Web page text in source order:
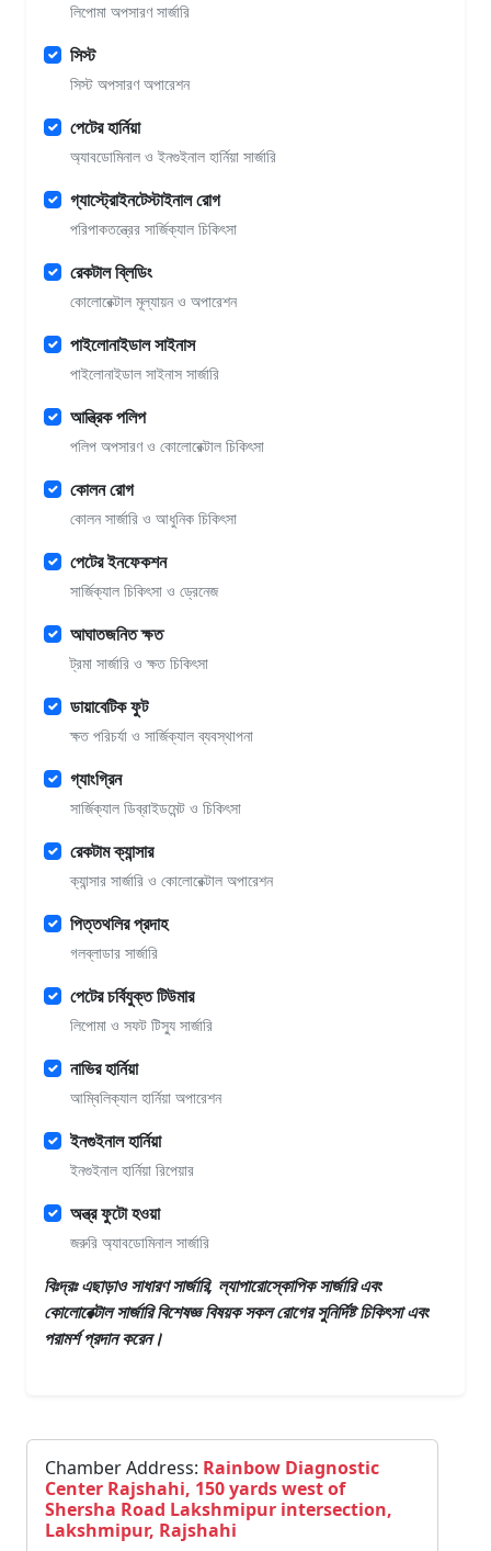
লিপোমা অপসারণ সার্জারি
সিস্ট
সিস্ট অপসারণ অপারেশন
পেটের হার্নিয়া
অ্যাবডোমিনাল ও ইনগুইনাল হার্নিয়া সার্জারি
গ্যাস্ট্রোইনটেস্টাইনাল রোগ
পরিপাকতন্ত্রের সার্জিক্যাল চিকিৎসা
রেকটাল ব্লিডিং
কোলোরেক্টাল মূল্যায়ন ও অপারেশন
পাইলোনাইডাল সাইনাস
পাইলোনাইডাল সাইনাস সার্জারি
আন্ত্রিক পলিপ
পলিপ অপসারণ ও কোলোরেক্টাল চিকিৎসা
কোলন রোগ
কোলন সার্জারি ও আধুনিক চিকিৎসা
পেটের ইনফেকশন
সার্জিক্যাল চিকিৎসা ও ড্রেনেজ
আঘাতজনিত ক্ষত
ট্রমা সার্জারি ও ক্ষত চিকিৎসা
ডায়াবেটিক ফুট
ক্ষত পরিচর্যা ও সার্জিক্যাল ব্যবস্থাপনা
গ্যাংগ্রিন
সার্জিক্যাল ডিব্রাইডমেন্ট ও চিকিৎসা
রেকটাম ক্যান্সার
ক্যান্সার সার্জারি ও কোলোরেক্টাল অপারেশন
পিত্তথলির প্রদাহ
গলব্লাডার সার্জারি
পেটের চর্বিযুক্ত টিউমার
লিপোমা ও সফট টিস্যু সার্জারি
নাভির হার্নিয়া
আম্বিলিক্যাল হার্নিয়া অপারেশন
ইনগুইনাল হার্নিয়া
ইনগুইনাল হার্নিয়া রিপেয়ার
অন্ত্র ফুটো হওয়া
জরুরি অ্যাবডোমিনাল সার্জারি
বিঃদ্রঃ এছাড়াওসাধারণ সার্জারি, ল্যাপারোস্কোপিক সার্জারি এবং
কোলোরেক্টাল সার্জারি বিশেষজ্ঞবিষয়ক সকল রোগের সুনির্দিষ্ট চিকিৎসা এবং
পরামর্শ প্রদান করেন।
Chamber Address: Rainbow Diagnostic
Center Rajshahi, 150 yards west of
Shersha Road Lakshmipur intersection,
Lakshmipur, Rajshahi